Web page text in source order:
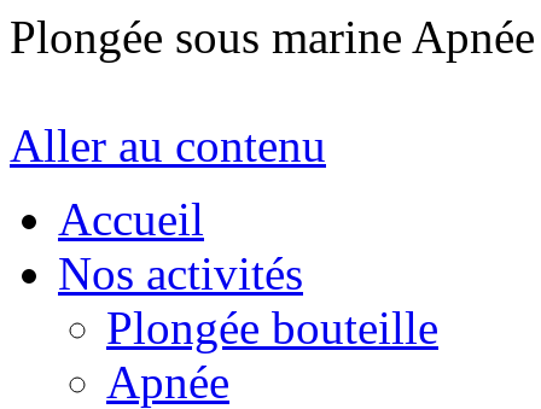
Plongée sous marine
Aller au contenu
Accueil
Nos activités
Plongée bouteille
Apnée